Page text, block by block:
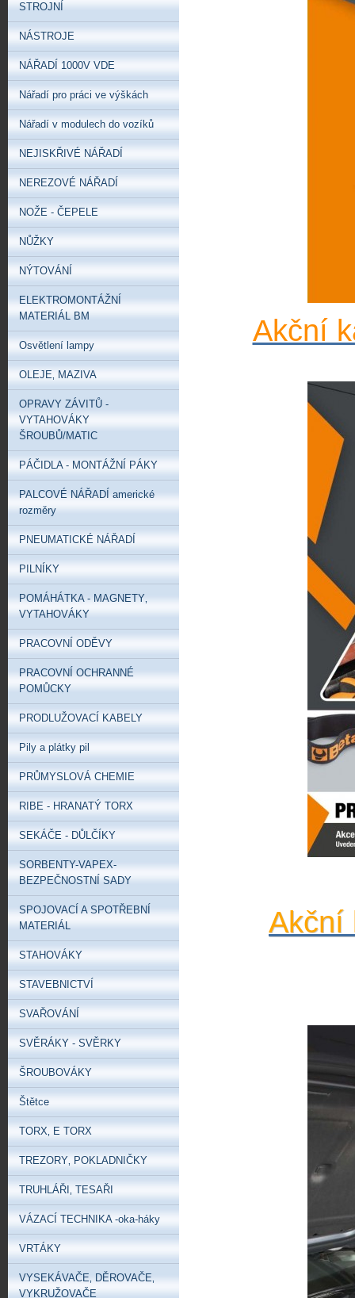
Akční
Akční
STROJNÍ
NÁSTROJE
NÁŘADÍ 1000V VDE
Nářadí pro práci ve výškách
Nářadí v modulech do vozíků
NEJISKŘIVÉ NÁŘADÍ
NEREZOVÉ NÁŘADÍ
NOŽE - ČEPELE
NŮŽKY
NÝTOVÁNÍ
ELEKTROMONTÁŽNÍ
MATERIÁL BM
Osvětlení lampy
OLEJE‚ MAZIVA
OPRAVY ZÁVITŮ -
VYTAHOVÁKY
ŠROUBŮ/MATIC
PÁČIDLA - MONTÁŽNÍ PÁKY
PALCOVÉ NÁŘADÍ americké
rozměry
PNEUMATICKÉ NÁŘADÍ
PILNÍKY
POMÁHÁTKA - MAGNETY‚
VYTAHOVÁKY
PRACOVNÍ ODĚVY
PRACOVNÍ OCHRANNÉ
POMŮCKY
PRODLUŽOVACÍ KABELY
Pily a plátky pil
PRŮMYSLOVÁ CHEMIE
RIBE - HRANATÝ TORX
SEKÁČE - DŮLČÍKY
SORBENTY-VAPEX-
BEZPEČNOSTNÍ SADY
SPOJOVACÍ A SPOTŘEBNÍ
MATERIÁL
STAHOVÁKY
STAVEBNICTVÍ
SVAŘOVÁNÍ
SVĚRÁKY - SVĚRKY
ŠROUBOVÁKY
Štětce
TORX‚ E TORX
TREZORY‚ POKLADNIČKY
TRUHLÁŘI‚ TESAŘI
VÁZACÍ TECHNIKA -oka-háky
VRTÁKY
VYSEKÁVAČE‚ DĚROVAČE‚
VYKRUŽOVAČE